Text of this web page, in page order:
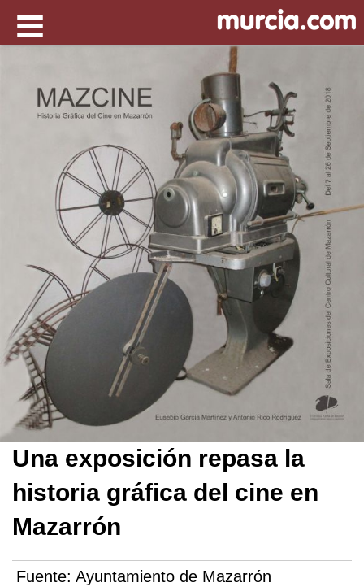
Una exposición repasa la
historia gráfica del cine en
Mazarrón
Fuente: Ayuntamiento de Mazarrón